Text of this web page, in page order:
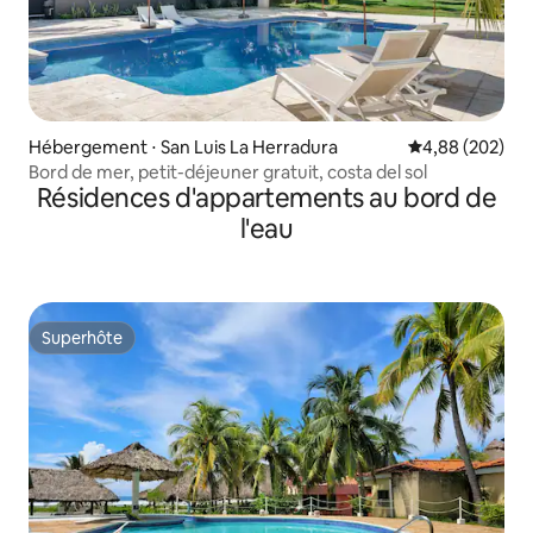
Hébergement ⋅ San Luis La Herradura Évaluation
4,88 (202)
Bord de mer, petit-déjeuner gratuit, costa del sol
Résidences d'appartements au bord de
l'eau
Superhôte
Superhôte